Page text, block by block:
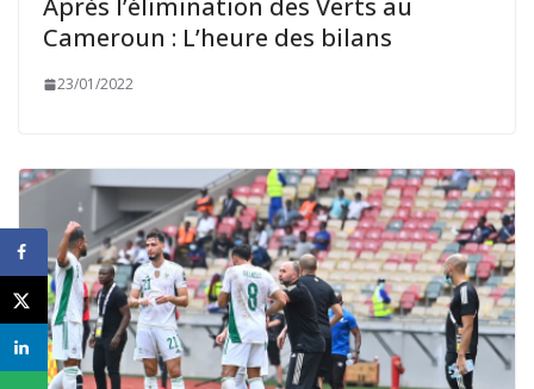
Après l’élimination des Verts au
Cameroun : L’heure des bilans
23/01/2022